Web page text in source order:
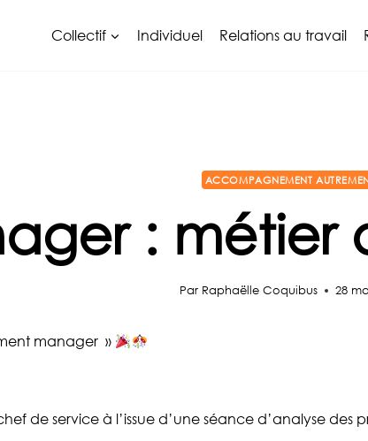
Collectif Individuel Relations au travail
ACCOMPAGNEMENT
: métier
Par Raphaëlle Coquibus 28
manager »
de service à l’issue d’une séance d’analyse des